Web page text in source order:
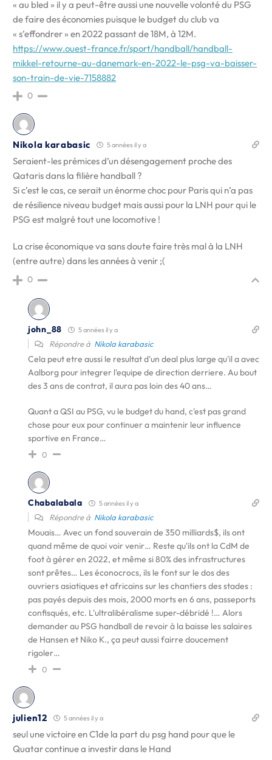
« au bled » il y a peut-être aussi une nouvelle volonté du PSG
de faire des économies puisque le budget du club va
« s’effondrer » en 2022 passant de 18M, à 12M.
https://www.ouest-france.fr/sport/handball/handball-
mikkel-retourne-au-danemark-en-2022-le-psg-va-baisser-
son-train-de-vie-7158882
0
Nikola karabasic 5 années il y a
Seraient-les prémices d’un désengagement proche des
Qataris dans la filière handball ?
Si c’est le cas, ce serait un énorme choc pour Paris qui n’a pas
de résilience niveau budget mais aussi pour la LNH pour qui le
PSG est malgré tout une locomotive !
La crise économique va sans doute faire très mal à la LNH
(entre autre) dans les années à venir ;(
0
john_88 5 années il y a
Répondre à Nikola karabasic
Cela peut etre aussi le resultat d'un deal plus large qu'il a avec
Aalborg pour integrer l'equipe de direction derriere. Au bout
des 3 ans de contrat, il aura pas loin des 40 ans…
Quant a QSI au PSG, vu le budget du hand, c'est pas grand
chose pour eux pour continuer a maintenir leur influence
sportive en France…
0
Chabalabala 5 années il y a
Répondre à Nikola karabasic
Mouais… Avec un fond souverain de 350 milliards$, ils ont
quand même de quoi voir venir… Reste qu'ils ont la CdM de
foot à gérer en 2022, et même si 80% des infrastructures
sont prêtes… Les éconocrocs, ils le font sur le dos des
ouvriers asiatiques et africains sur les chantiers des stades :
pas payés depuis des mois, 2000 morts en 6 ans, passeports
confisqués, etc. L'ultralibéralisme super-débridé !… Alors
demander au PSG handball de revoir à la baisse les salaires
de Hansen et Niko K., ça peut aussi fairre doucement
rigoler…
0
julien12 5 années il y a
seul une victoire en C1de la part du psg hand pour que le
Quatar continue a investir dans le Hand